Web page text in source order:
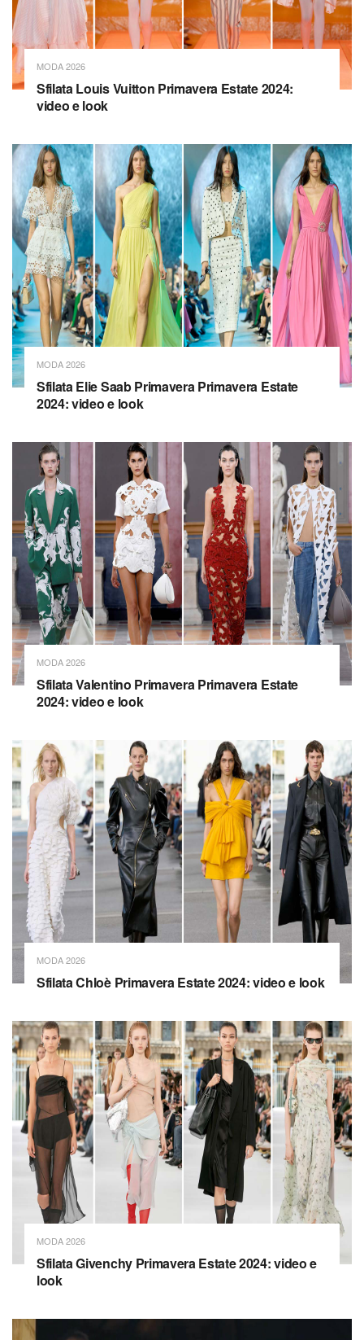
MODA 2026
Sfilata Louis Vuitton Primavera Estate 2024:
video e look
MODA 2026
Sfilata Elie Saab Primavera Primavera Estate
2024: video e look
MODA 2026
Sfilata Valentino Primavera Primavera Estate
2024: video e look
MODA 2026
Sfilata Chloè Primavera Estate 2024: video e look
MODA 2026
Sfilata Givenchy Primavera Estate 2024: video e
look